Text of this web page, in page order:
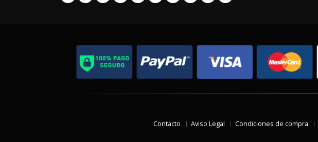
Contacto Aviso Legal Condiciones de compra